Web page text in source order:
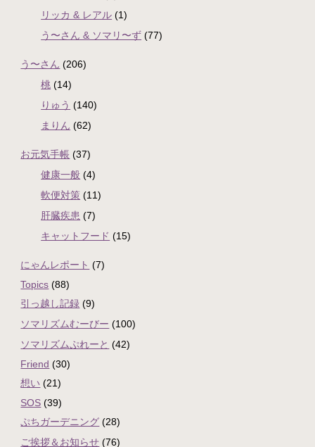
リッカ & レアル (1)
う〜さん & ソマリ〜ず (77)
う〜さん (206)
桃 (14)
りゅう (140)
まりん (62)
お元気手帳 (37)
健康一般 (4)
軟便対策 (11)
肝臓疾患 (7)
キャットフード (15)
にゃんレポート (7)
Topics (88)
引っ越し記録 (9)
ソマリズムむーびー (100)
ソマリズムぷれーと (42)
Friend (30)
想い (21)
SOS (39)
ぷちガーデニング (28)
ご挨拶＆お知らせ (76)